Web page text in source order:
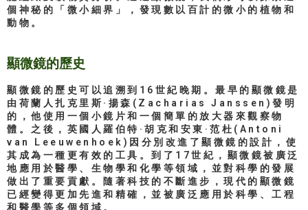
個神秘的「微小細界」，發現數以百計的微小的植物和
動物。
顯微鏡的歷史
顯微鏡的歷史可以追溯到16世紀晚期。最早的顯微鏡是
由荷蘭人扎克里斯·揚森(Zacharias Janssen)發明
的，他使用一個小鏡片和一個簡單的放大器來觀察物
體。之後，英國人羅伯特·胡克和安東·范杜(Antoni
van Leeuwenhoek)因分別改進了顯微鏡的設計，使
其成為一種更有效的工具。到了17世紀，顯微鏡被廣泛
地應用於醫學、生物學和化學等領域，並對科學的發展
做出了重要貢獻。隨著科技的不斷進步，現代的顯微鏡
已經變得更加先進和精確，並被廣泛應用於科學、工程
和醫學等多個領域。